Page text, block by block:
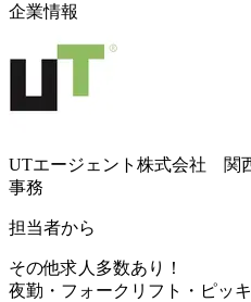
企業情報
UTエージェント株式会社 関
事務
担当者から
その他求人多数あり！
夜勤・フォークリフト・ピッ